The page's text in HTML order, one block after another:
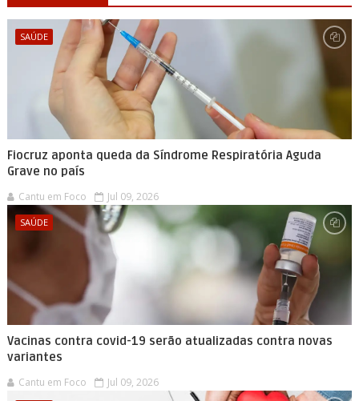
SAÚDE
Fiocruz aponta queda da Síndrome Respiratória Aguda
Grave no país
Cantu em Foco Jul 09, 2026
SAÚDE
Vacinas contra covid-19 serão atualizadas contra novas
variantes
Cantu em Foco Jul 09, 2026